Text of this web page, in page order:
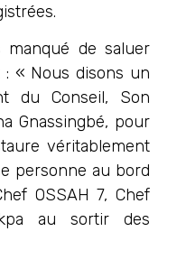
manqué de saluer
: « Nous disons un
du Conseil, Son
Gnassingbé, pour
véritablement
personne au bord
OSSAH 7, Chef
au sortir des